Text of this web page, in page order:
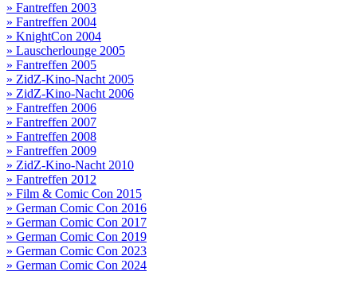
» Fantreffen 2003
» Fantreffen 2004
» KnightCon 2004
» Lauscherlounge 2005
» Fantreffen 2005
» ZidZ-Kino-Nacht 2005
» ZidZ-Kino-Nacht 2006
» Fantreffen 2006
» Fantreffen 2007
» Fantreffen 2008
» Fantreffen 2009
» ZidZ-Kino-Nacht 2010
» Fantreffen 2012
» Film & Comic Con 2015
» German Comic Con 2016
» German Comic Con 2017
» German Comic Con 2019
» German Comic Con 2023
» German Comic Con 2024